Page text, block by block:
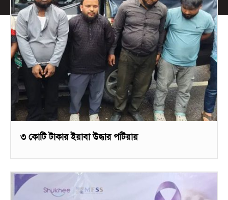
৩ কোটি টাকার ইয়াবা উদ্ধার পটিয়ায়